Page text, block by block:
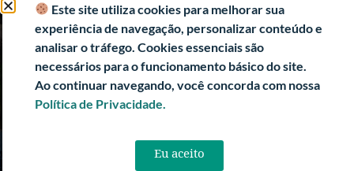
e-SIC (Acesso a Informação)
Transparência Fiscal
História
Informações Turísticas
Este site utiliza cookies para melhorar sua
experiência de navegação, personalizar conteúdo e
analisar o tráfego. Cookies essenciais são
necessários para o funcionamento básico do site.
Ao continuar navegando, você concorda com nossa
Política de Privacidade.
Eu aceito